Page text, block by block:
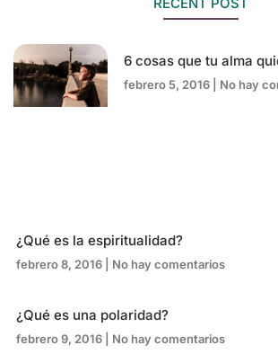
RECENT POST
6 cosas que tu alma
febrero 5, 2016 No hay
¿Qué es la espiritualidad?
febrero 8, 2016 No hay comentarios
¿Qué es una polaridad?
febrero 9, 2016 No hay comentarios